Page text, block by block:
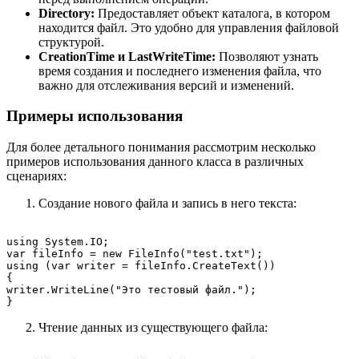
Directory: Предоставляет объект каталога, в котором
находится файл. Это удобно для управления файловой
структурой.
CreationTime и LastWriteTime: Позволяют узнать
время создания и последнего изменения файла, что
важно для отслеживания версий и изменений.
Примеры использования
Для более детального понимания рассмотрим несколько
примеров использования данного класса в различных
сценариях:
Создание нового файла и запись в него текста:
using System.IO;
var fileInfo = new FileInfo("test.txt");
using (var writer = fileInfo.CreateText())
{
writer.WriteLine("Это тестовый файл.");
Чтение данных из существующего файла: